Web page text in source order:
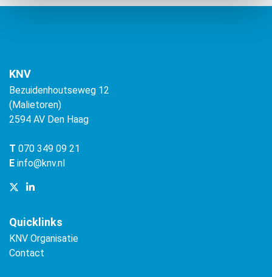
KNV
Bezuidenhoutseweg 12
(Malietoren)
2594 AV Den Haag
T 070 349 09 21
E info@knv.nl
Quicklinks
KNV Organisatie
Contact